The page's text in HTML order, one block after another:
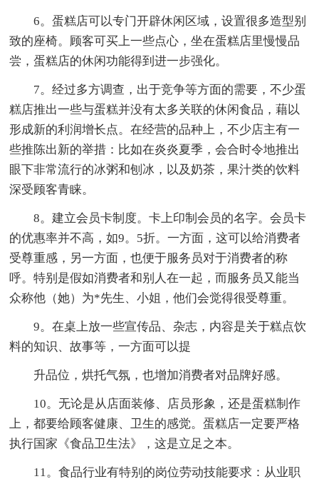
6。蛋糕店可以专门开辟休闲区域，设置很多造型别
致的座椅。顾客可买上一些点心，坐在蛋糕店里慢慢品
尝，蛋糕店的休闲功能得到进一步强化。
7。经过多方调查，出于竞争等方面的需要，不少蛋
糕店推出一些与蛋糕并没有太多关联的休闲食品，藉以
形成新的利润增长点。在经营的品种上，不少店主有一
些推陈出新的举措：比如在炎炎夏季，会合时令地推出
眼下非常流行的冰粥和刨冰，以及奶茶，果汁类的饮料
深受顾客青睐。
8。建立会员卡制度。卡上印制会员的名字。会员卡
的优惠率并不高，如9。5折。一方面，这可以给消费者
受尊重感，另一方面，也便于服务员对于消费者的称
呼。特别是假如消费者和别人在一起，而服务员又能当
众称他（她）为*先生、小姐，他们会觉得很受尊重。
9。在桌上放一些宣传品、杂志，内容是关于糕点饮
料的知识、故事等，一方面可以提
升品位，烘托气氛，也增加消费者对品牌好感。
10。无论是从店面装修、店员形象，还是蛋糕制作
上，都要给顾客健康、卫生的感觉。蛋糕店一定要严格
执行国家《食品卫生法》，这是立足之本。
11。食品行业有特别的岗位劳动技能要求：从业职